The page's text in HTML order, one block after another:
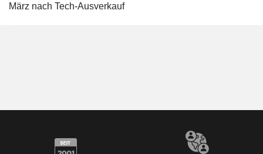
März nach Tech-Ausverkauf